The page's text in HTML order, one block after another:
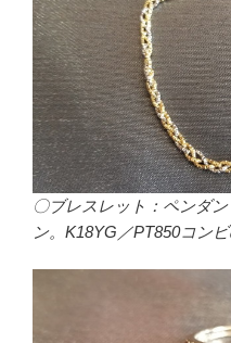
〇ブレスレット：ペンダ
ン。K18YG／PT850コンビ